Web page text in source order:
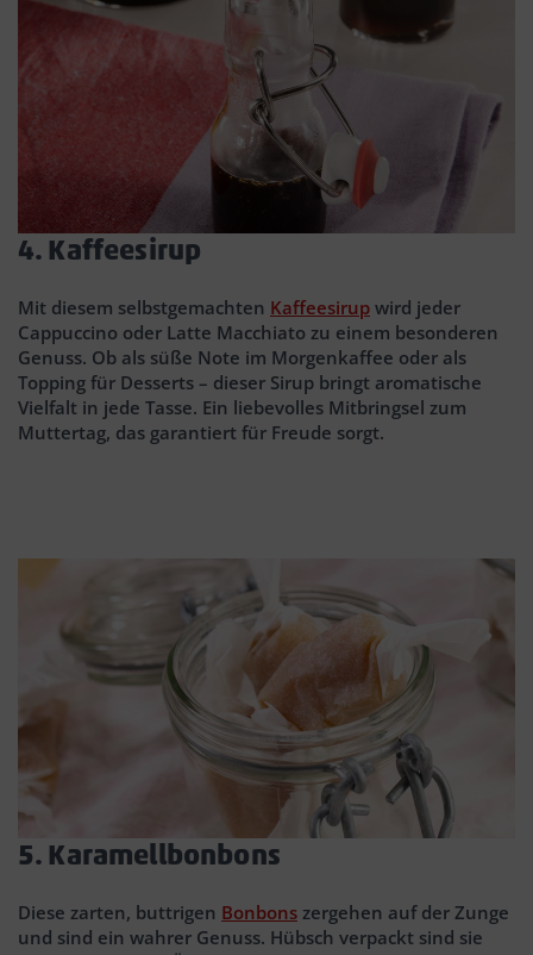
4. Kaffeesirup
Mit diesem selbstgemachten Kaffeesirup wird jeder
Cappuccino oder Latte Macchiato zu einem besonderen
Genuss. Ob als süße Note im Morgenkaffee oder als
Topping für Desserts – dieser Sirup bringt aromatische
Vielfalt in jede Tasse. Ein liebevolles Mitbringsel zum
Muttertag, das garantiert für Freude sorgt.
5. Karamellbonbons
Diese zarten, buttrigen Bonbons zergehen auf der Zunge
und sind ein wahrer Genuss. Hübsch verpackt sind sie